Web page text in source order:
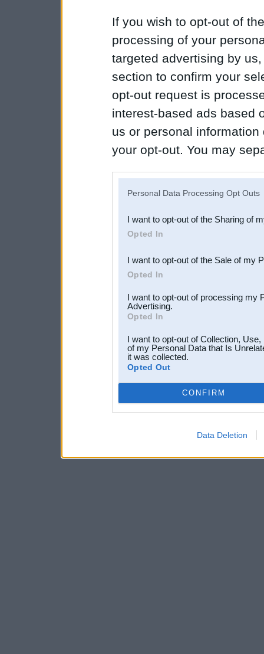
If you wish to opt-out of
processing of your
targeted advertising by
section to confirm your
opt-out request is
interest-based ads based
us or personal
your opt-out. You may
Downstream Participants
third parties.
Personal Data Processing Opt Outs
I want to opt-out of the Sharing of
Opted In
I want to opt-out of the Sale of my
Opted In
I want to opt-out of processing my
Advertising.
Opted In
I want to opt-out of Collection,
of my Personal Data that Is
it was collected.
Opted Out
CONFIRM
Data Deletion